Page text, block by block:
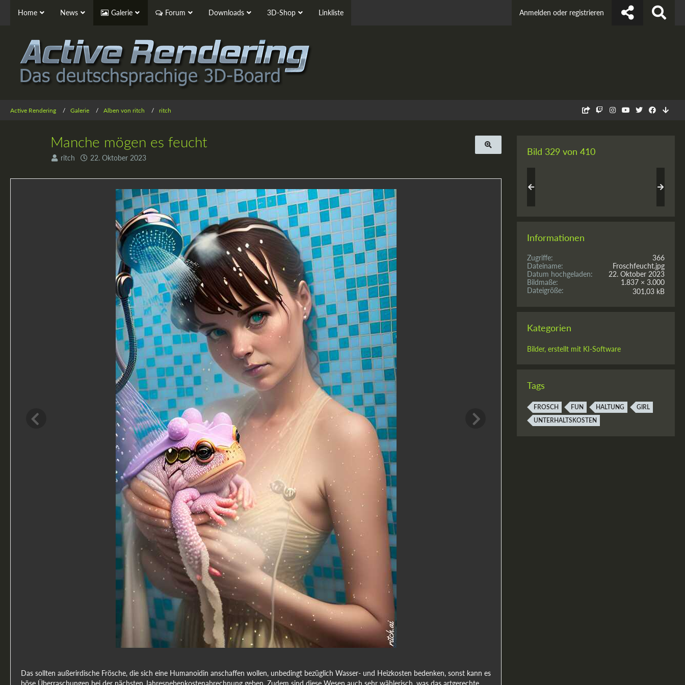
Home News Galerie Forum Downloads 3D-Shop Linkliste Anmelden oder registrieren
Active Rendering Galerie Alben von ritch ritch
Manche mögen es feucht
ritch 22. Oktober 2023
Das sollten außerirdische Frösche, die sich eine Humanoidin anschaffen wollen, unbedingt bezüglich Wasser- und Heizkosten bedenken, sonst kann es
böse Überraschungen bei der nächsten Jahresnebenkostenabrechnung geben. Zudem sind diese Wesen auch sehr wählerisch, was das artgerechte
Bild 329 von 410
Informationen
Zugriffe
366
Dateiname
Froschfeucht.jpg
Datum hochgeladen
22. Oktober 2023
Bildmaße
1.837 × 3.000
Dateigröße
301,03 kB
Kategorien
Bilder, erstellt mit KI-Software
Tags
FROSCH FUN HALTUNG GIRL
UNTERHALTSKOSTEN